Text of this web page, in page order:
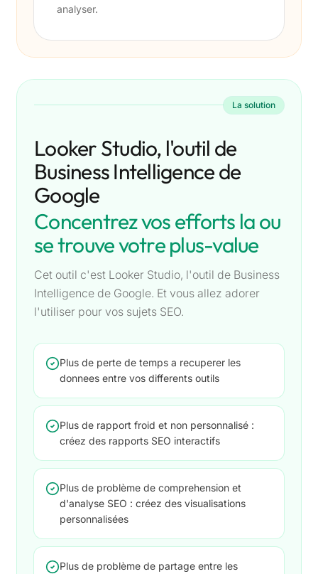
analyser.
La solution
Looker Studio, l'outil de
Business Intelligence de
Google
Concentrez vos efforts la ou
se trouve votre plus-value
Cet outil c'est Looker Studio, l'outil de Business
Intelligence de Google. Et vous allez adorer
l'utiliser pour vos sujets SEO.
Plus de perte de temps a recuperer les
donnees entre vos differents outils
Plus de rapport froid et non personnalisé :
créez des rapports SEO interactifs
Plus de problème de comprehension et
d'analyse SEO : créez des visualisations
personnalisées
Plus de problème de partage entre les